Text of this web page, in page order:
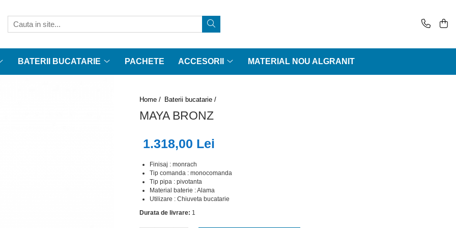
BATERII BUCATARIE PACHETE ACCESORII MATERIAL NOU ALGRANIT
Home / Baterii bucatarie /
MAYA BRONZ
1.318,00 Lei
Finisaj : monrach
Tip comanda : monocomanda
Tip pipa : pivotanta
Material baterie : Alama
Utilizare : Chiuveta bucatarie
Durata de livrare: 1